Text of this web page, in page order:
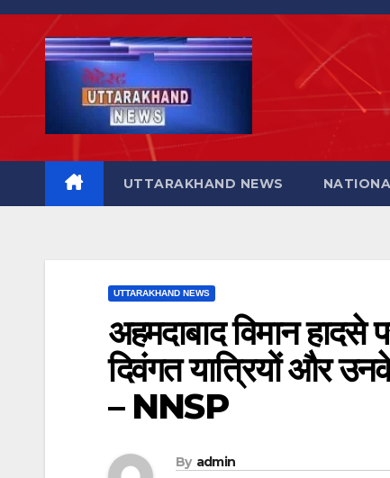
Skip
content
UTTARAKHAND NEWS
UTTARAKHAND NEWS
अहमदाबाद विमान हादसे
दिवंगत यात्रियों और
– NNSP
By admin